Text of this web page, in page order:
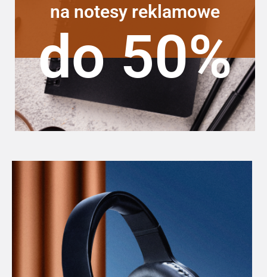
na notesy reklamowe
do 50%